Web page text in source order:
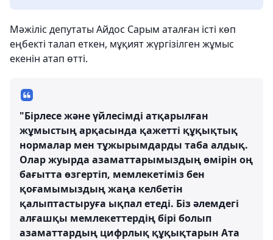
Мәжіліс депутаты Айдос Сарым аталған істі көп
еңбекті талап еткен, мұқият жүргізілген жұмыс
екенін атап өтті.
"Бірлесе және үйлесімді атқарылған
жұмыстың арқасында қажетті құқықтық
нормалар мен тұжырымдарды таба алдық.
Олар жуырда азаматтарымыздың өмірін оң
бағытта өзгертіп, мемлекетіміз бен
қоғамымыздың жаңа келбетін
қалыптастыруға ықпал етеді. Біз әлемдегі
алғашқы мемлекеттердің бірі болып
азаматтардың цифрлық құқықтарын Ата